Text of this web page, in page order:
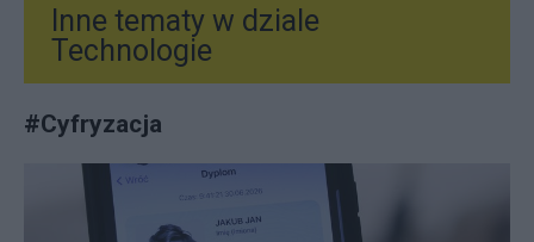
Inne tematy w dziale
Technologie
#Cyfryzacja